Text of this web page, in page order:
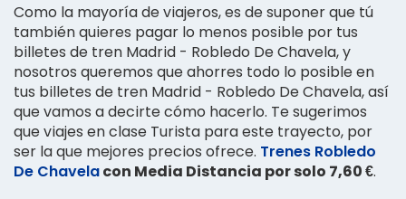
Como la mayoría de viajeros, es de suponer que tú
también quieres pagar lo menos posible por tus
billetes de tren Madrid - Robledo De Chavela, y
nosotros queremos que ahorres todo lo posible en
tus billetes de tren Madrid - Robledo De Chavela, así
que vamos a decirte cómo hacerlo. Te sugerimos
que viajes en clase Turista para este trayecto, por
ser la que mejores precios ofrece. Trenes Robledo
De Chavelacon Media Distancia por solo 7,60 €.